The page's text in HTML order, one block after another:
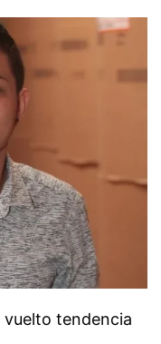
vuelto tendencia